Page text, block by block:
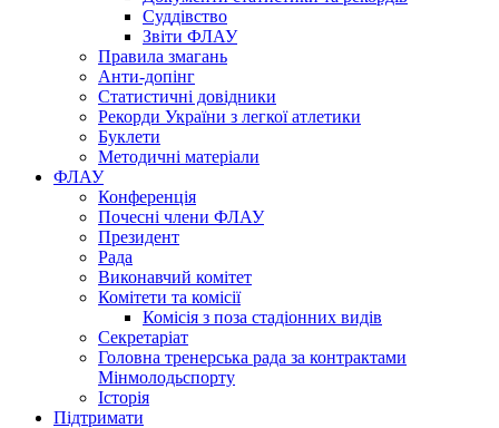
Суддівство
Звіти ФЛАУ
Правила змагань
Анти-допінг
Статистичні довідники
Рекорди України з легкої атлетики
Буклети
Методичні матеріали
ФЛАУ
Конференція
Почесні члени ФЛАУ
Президент
Рада
Виконавчий комітет
Комітети та комісії
Комісія з поза стадіонних видів
Секретаріат
Головна тренерська рада за контрактами
Мінмолодьспорту
Історія
Підтримати